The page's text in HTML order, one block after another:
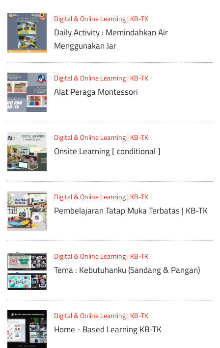
Digital & Online Learning | KB-TK
Daily Activity : Memindahkan Air
Menggunakan Jar
Digital & Online Learning | KB-TK
Alat Peraga Montessori
Digital & Online Learning | KB-TK
Onsite Learning [ conditional ]
Digital & Online Learning | KB-TK
Pembelajaran Tatap Muka Terbatas | KB-TK
Digital & Online Learning | KB-TK
Tema : Kebutuhanku (Sandang & Pangan)
Digital & Online Learning | KB-TK
Home - Based Learning KB-TK